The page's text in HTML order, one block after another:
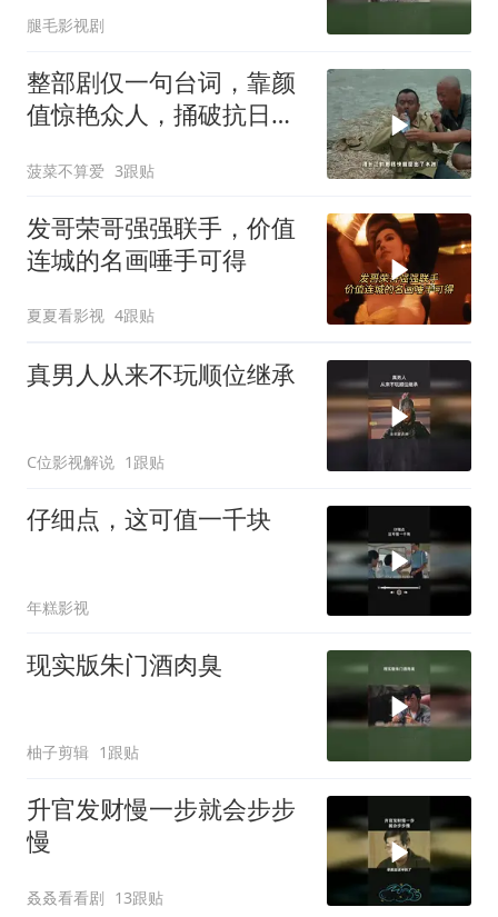
腿毛影视剧
整部剧仅一句台词，靠颜
值惊艳众人，捅破抗日喜
菠菜不算爱 3跟贴
发哥荣哥强强联手，价值
连城的名画唾手可得
夏夏看影视 4跟贴
真男人从来不玩顺位继承
C位影视解说 1跟贴
仔细点，这可值一千块
年糕影视
现实版朱门酒肉臭
柚子剪辑 1跟贴
升官发财慢一步就会步步
慢
叒叒看看剧 13跟贴